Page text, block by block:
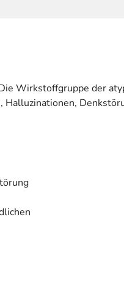
Wirkstoffgruppe der